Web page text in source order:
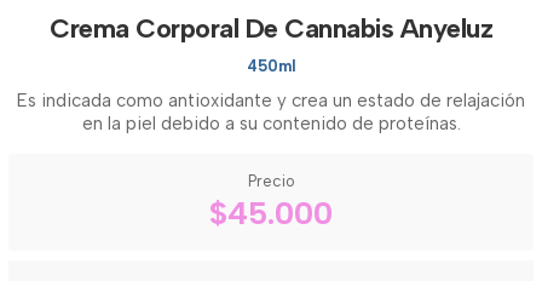
Crema Corporal De Cannabis Anyeluz
450ml
Es indicada como antioxidante y crea un estado de relajación
en la piel debido a su contenido de proteínas.
Precio
$45.000